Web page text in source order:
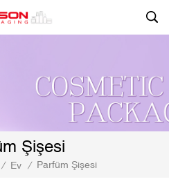
Şişesi
/ Ev / Parfüm Şişesi